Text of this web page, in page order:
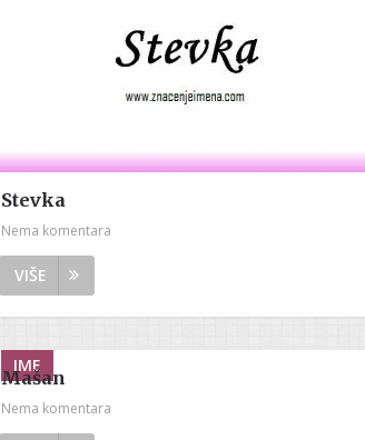
Stevka
Nema komentara
VIŠE
IME
Mašan
Nema komentara